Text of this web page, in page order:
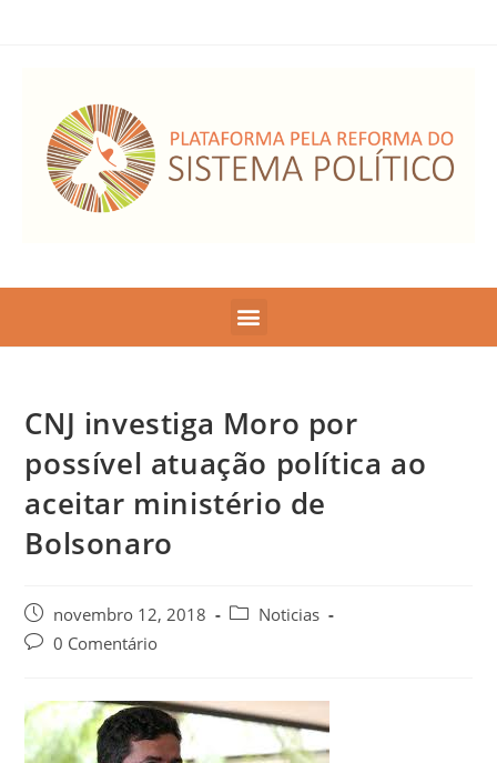
CNJ investiga Moro por
possível atuação política ao
aceitar ministério de
Bolsonaro
novembro 12, 2018
Noticias
0 Comentário